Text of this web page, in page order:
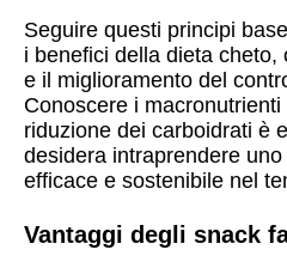
Seguire questi principi
i benefici della dieta
e il miglioramento del
Conoscere i macronutrienti
riduzione dei carboidrati è
desidera intraprendere
efficace e sostenibile nel
Vantaggi degli snack